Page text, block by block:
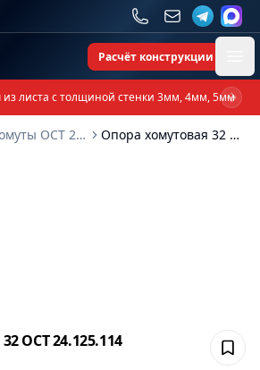
Расчёт конструкции
листа с толщиной стенки 3мм, 4мм, 5мм
Полухомуты ОСТ 24-125-114-01 Опора хомутовая 32 ОСТ 24.125.114
ОСТ 24.125.114